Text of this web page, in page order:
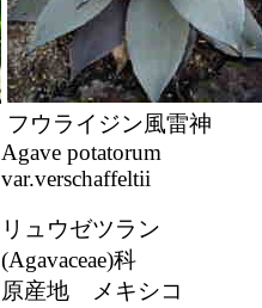
フウライジン風雷神
Agave potatorum
var.verschaffeltii
リュウゼツラン
(Agavaceae)科
原産地 メキシコ